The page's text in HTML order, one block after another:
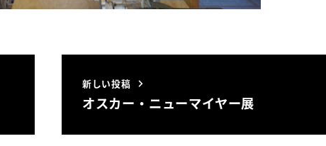
新しい投稿
オスカー・ニューマイヤー展